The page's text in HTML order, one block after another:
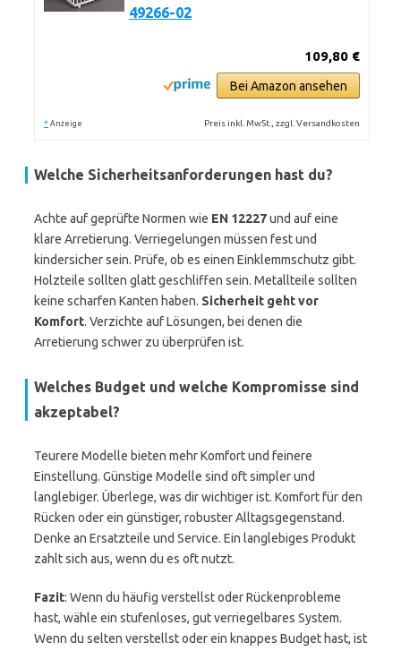
49266-02
109,80 €
Bei Amazon ansehen
* Anzeige Preis inkl. MwSt., zzgl. Versandkosten
Welche Sicherheitsanforderungen hast du?
Achte auf geprüfte Normen wie EN 12227und auf eine
klare Arretierung. Verriegelungen müssen fest und
kindersicher sein. Prüfe, ob es einen Einklemmschutz gibt.
Holzteile sollten glatt geschliffen sein. Metallteile sollten
keine scharfen Kanten haben. Sicherheit geht vor
Komfort. Verzichte auf Lösungen, bei denen die
Arretierung schwer zu überprüfen ist.
Welches Budget und welche Kompromisse sind
akzeptabel?
Teurere Modelle bieten mehr Komfort und feinere
Einstellung. Günstige Modelle sind oft simpler und
langlebiger. Überlege, was dir wichtiger ist. Komfort für den
Rücken oder ein günstiger, robuster Alltagsgegenstand.
Denke an Ersatzteile und Service. Ein langlebiges Produkt
zahlt sich aus, wenn du es oft nutzt.
Fazit: Wenn du häufig verstellst oder Rückenprobleme
hast, wähle ein stufenloses, gut verriegelbares System.
Wenn du selten verstellst oder ein knappes Budget hast, ist